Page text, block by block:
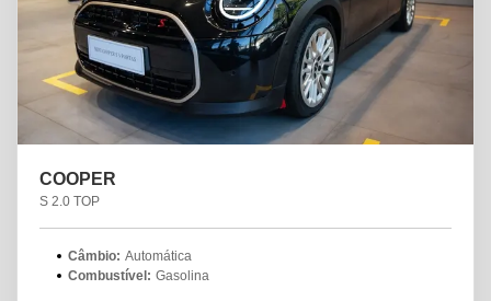
COOPER
S 2.0 TOP
Câmbio: Automática
Combustível: Gasolina